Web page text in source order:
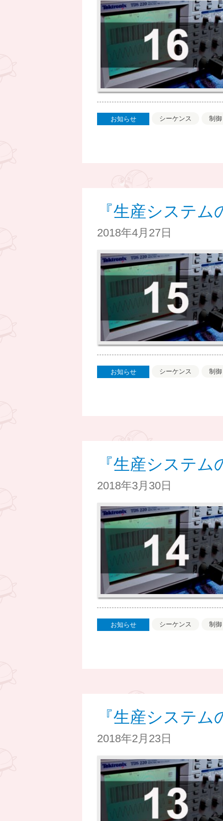
お知らせ シーケンス 制御
『生産システ
2018年4月27日
お知らせ シーケンス 制御
『生産システ
2018年3月30日
お知らせ シーケンス 制御
『生産システ
2018年2月23日